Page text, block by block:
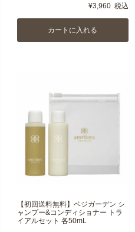
¥3,960 税込
カートに入れる
【初回送料無料】ベジガーデン シ
ャンプー&コンディショナー トラ
イアルセット 各50mL